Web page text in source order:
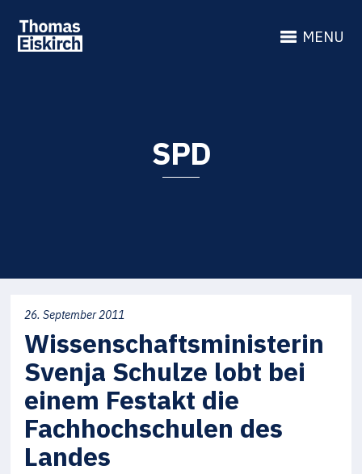
MENU
SPD
26. September 2011
Wissenschaftsministerin
Svenja Schulze lobt bei
einem Festakt die
Fachhochschulen des
Landes